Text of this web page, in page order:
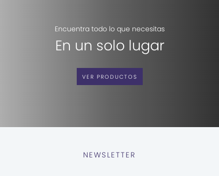
Encuentra todo lo que necesitas
En un solo lugar
VER PRODUCTOS
NEWSLETTER